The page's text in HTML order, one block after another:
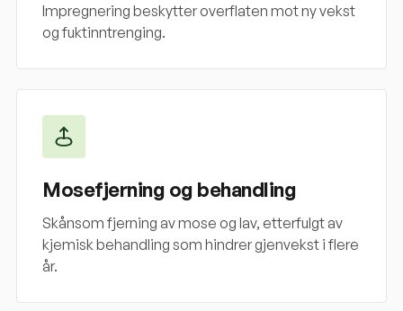
Impregnering beskytter overflaten mot ny vekst
og fuktinntrenging.
Mosefjerning og behandling
Skånsom fjerning av mose og lav, etterfulgt av
kjemisk behandling som hindrer gjenvekst i flere
år.